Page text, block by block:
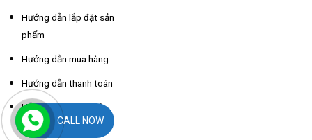
Hướng dẫn lắp đặt sản
phẩm
Hướng dẫn mua hàng
Hướng dẫn thanh toán
Hỗ trợ thông tin nhà
xe các tỉnhCALL NOW